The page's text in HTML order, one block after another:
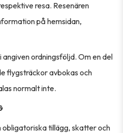
resa. Resenären
på hemsidan,
ordningsföljd. Om en del
flygsträckor avbokas och
normalt inte.
tillägg, skatter och